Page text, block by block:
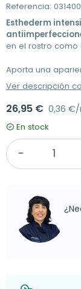
Referencia: 031400
Esthederm
en el rostro como
Aporta una
Ver descripción
26,95 € 0,36
En stock